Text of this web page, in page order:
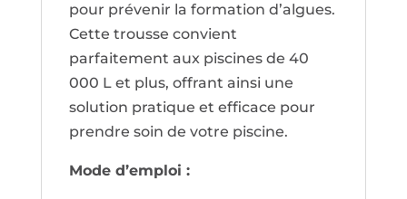
pour prévenir la formation d’algues.
Cette trousse convient
parfaitement aux piscines de 40
000 L et plus, offrant ainsi une
solution pratique et efficace pour
prendre soin de votre piscine.
Mode d’emploi :